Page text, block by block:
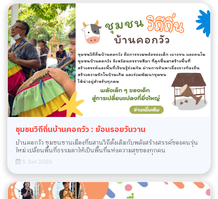
ชุมชนวิถีถิ่นบ้านคอกวัว : ย้อนรอยวันวาน
บ้านคอกวัว ชุมชนชานเมืองที่ผสานวิถีดั้งเดิมกับพลังสร้างสรรค์ของคนรุ่น
ใหม่ เปลี่ยนพื้นที่ธรรมดาให้เป็นพื้นที่แห่งความสุขของทุกคน
5 Jun 2026